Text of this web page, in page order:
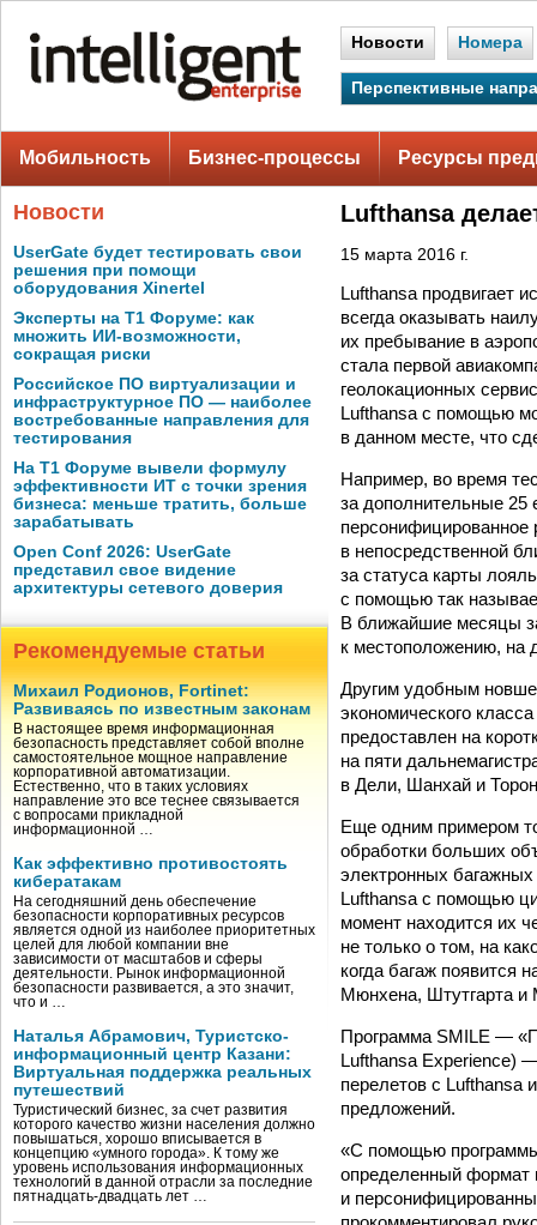
Новости Номера
Перспективные
Мобильность Бизнес-процессы Ресурсы
Новости
UserGate будет тестировать свои
решения при помощи
оборудования Xinertel
Эксперты на Т1 Форуме: как
множить ИИ-возможности,
сокращая риски
Российское ПО виртуализации и
инфраструктурное ПО — наиболее
востребованные направления для
тестирования
На Т1 Форуме вывели формулу
эффективности ИТ с точки зрения
бизнеса: меньше тратить, больше
зарабатывать
Open Conf 2026: UserGate
представил свое видение
архитектуры сетевого доверия
Рекомендуемые статьи
Михаил Родионов, Fortinet:
Развиваясь по известным законам
В настоящее время информационная
безопасность представляет собой вполне
самостоятельное мощное направление
корпоративной автоматизации.
Естественно, что в таких условиях
направление это все теснее связывается
с вопросами прикладной
информационной …
Как эффективно противостоять
кибератакам
На сегодняшний день обеспечение
безопасности корпоративных ресурсов
является одной из наиболее приоритетных
целей для любой компании вне
зависимости от масштабов и сферы
деятельности. Рынок информационной
безопасности развивается, а это значит,
что и …
Наталья Абрамович, Туристско-
информационный центр Казани:
Виртуальная поддержка реальных
путешествий
Туристический бизнес, за счет развития
которого качество жизни населения должно
повышаться, хорошо вписывается в
концепцию «умного города». К тому же
уровень использования информационных
технологий в данной отрасли за последние
пятнадцать-двадцать лет …
Lufthansa
15 марта 2016 г.
Lufthansa продвигает
всегда оказывать
их пребывание в
стала первой
геолокационных
Lufthansa с помощью
в данном месте, что
Например, во время
за дополнительные 25
в непосредственной
за статуса карты
с помощью так
В ближайшие месяцы
к местоположению, на
Другим удобным
экономического
предоставлен на
на пяти
в Дели, Шанхай и
Еще одним примером
обработки больших
электронных
Lufthansa с помощью
момент находится их
не только о том, на
когда багаж появится
Мюнхена, Штутгарта и
Программа SMILE —
Lufthansa Experience)
перелетов с Lufthansa
предложений.
«С помощью
определенный формат
и